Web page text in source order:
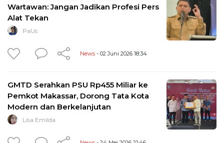
Wartawan: Jangan Jadikan Profesi Pers
Alat Tekan
PaUs
News - 02 Juni 2026 18:34
GMTD Serahkan PSU Rp455 Miliar ke
Pemkot Makassar, Dorong Tata Kota
Modern dan Berkelanjutan
Lisa Emilda